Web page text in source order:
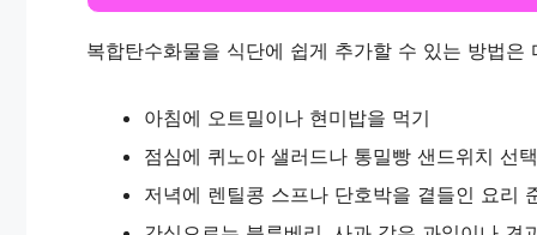
복합탄수화물을 식단에 쉽게 추가할 수 있는 방법은
아침에 오트밀이나 현미밥을 먹기
점심에 퀴노아 샐러드나 통밀빵 샌드위치 선
저녁에 렌틸콩 스프나 단호박을 곁들인 요리